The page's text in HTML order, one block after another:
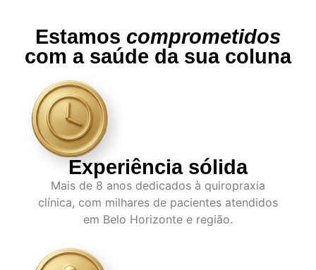
Estamos comprometidos
com a saúde da sua coluna
Experiência sólida
Mais de 8 anos dedicados à quiropraxia
clínica, com milhares de pacientes atendidos
em Belo Horizonte e região.